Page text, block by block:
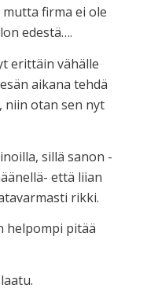
firma ei ole
edestä….
erittäin vähälle
aikana tehdä
niin otan sen nyt
sillä sanon -
että liian
rikki.
helpompi pitää